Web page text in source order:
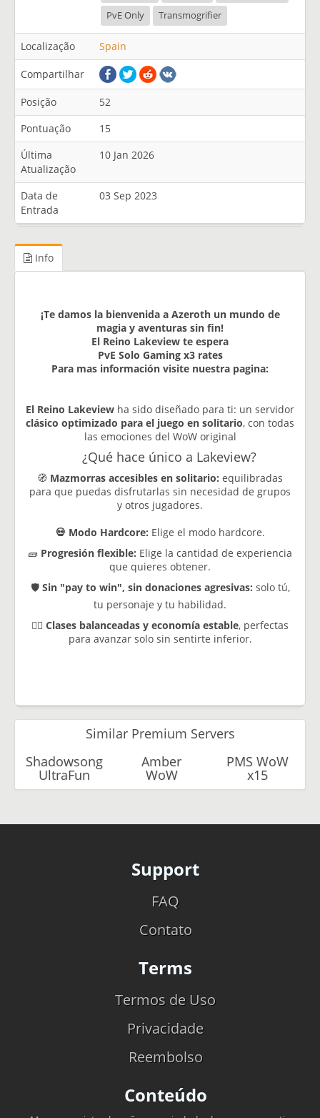
PvE Only
Transmogrifier
Localização Spain
Compartilhar
Posição
52
Pontuação
15
Última
Atualização
10 Jan 2026
Data de
Entrada
03 Sep 2023
Info
¡Te damos la bienvenida a Azeroth un mundo de
magia y aventuras sin fin!
El Reino Lakeview te espera
PvE Solo Gaming x3 rates
Para mas información visite nuestra pagina:
El Reino Lakeview ha sido diseñado para ti: un servidor
clásico optimizado para el juego en solitario, con todas
las emociones del WoW original
¿Qué hace único a Lakeview?
🧭 Mazmorras accesibles en solitario: equilibradas
para que puedas disfrutarlas sin necesidad de grupos
y otros jugadores.
💀 Modo Hardcore: Elige el modo hardcore.
🧱 Progresión flexible: Elige la cantidad de experiencia
que quieres obtener.
🛡️ Sin "pay to win", sin donaciones agresivas: solo tú,
tu personaje y tu habilidad.
🧙‍♂️ Clases balanceadas y economía estable, perfectas
para avanzar solo sin sentirte inferior.
Similar Premium Servers
Shadowsong
UltraFun
Amber
WoW
PMS WoW
x15
Support
FAQ
Contato
Terms
Termos de Uso
Privacidade
Reembolso
Conteúdo